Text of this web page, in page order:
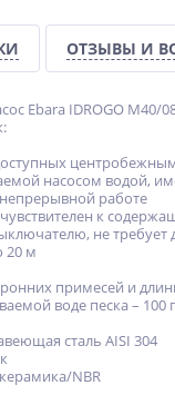
ОТЗЫВЫ И
Ebara IDROGO M40/
насосом
работе
к
не требует
20 м
примесей и
воде песка – 100
сталь AISI 304
NBR